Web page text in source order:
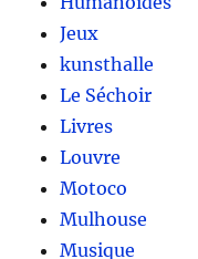
Jeux
kunsthalle
Le Séchoir
Livres
Louvre
Motoco
Mulhouse
Musique